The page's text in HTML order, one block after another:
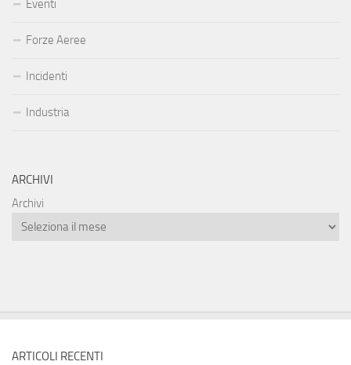
Eventi
Forze Aeree
Incidenti
Industria
ARCHIVI
Archivi
ARTICOLI RECENTI